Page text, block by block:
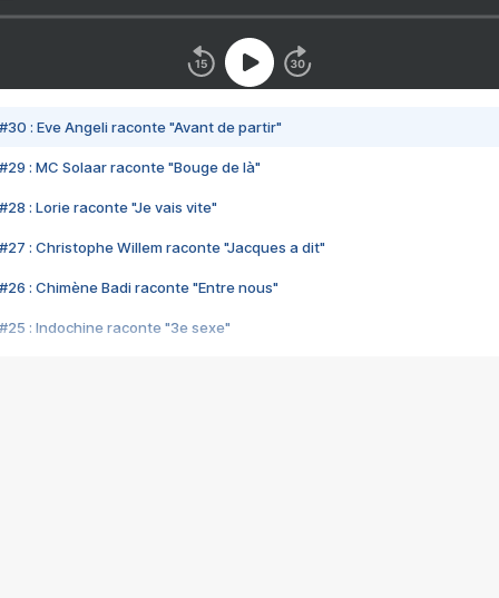
#30 : Eve Angeli raconte "Avant de partir"
#29 : MC Solaar raconte "Bouge de là"
#28 : Lorie raconte "Je vais vite"
#27 : Christophe Willem raconte "Jacques a dit"
#26 : Chimène Badi raconte "Entre nous"
#25 : Indochine raconte "3e sexe"